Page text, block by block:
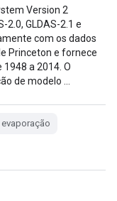
Version 2
2.0, GLDAS-2.1 e
com os dados
Princeton e fornece
a 2014. O
de modelo …
evaporação